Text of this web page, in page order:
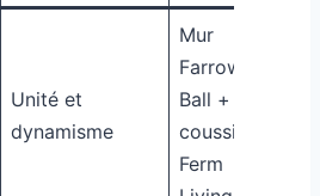
Unité et
dynamisme
Mur
Farrow &
Ball +
coussins
Ferm